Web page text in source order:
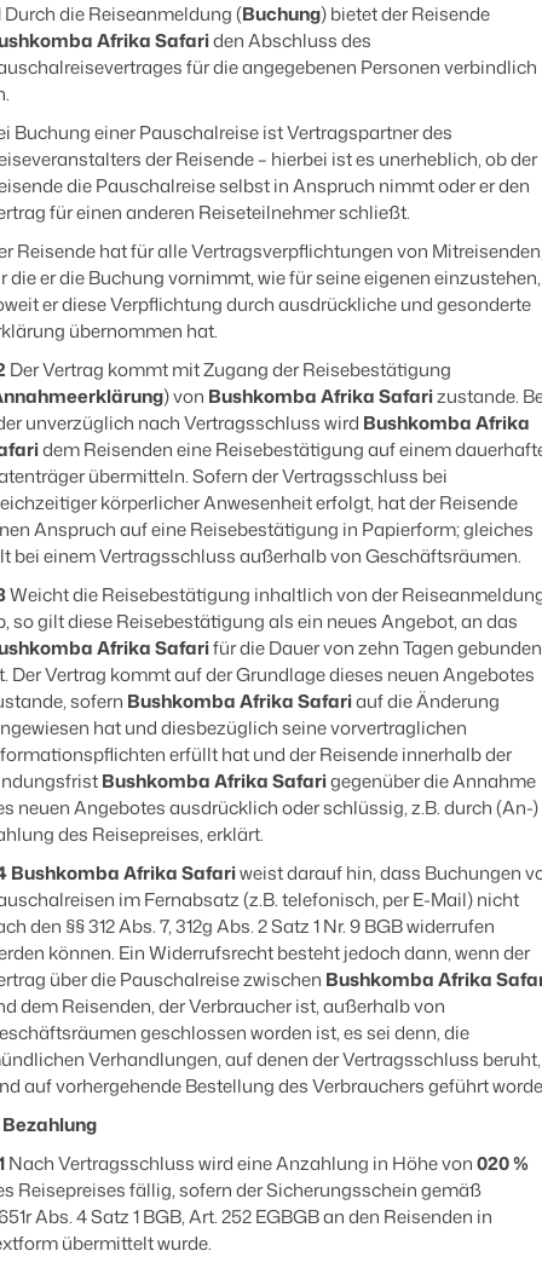
Durch die Reiseanmeldung (Buchung) bietet der Reisende
Afrika Safariden Abschluss des
für die angegebenen Personen verbindlich
Buchung einer Pauschalreise ist Vertragspartner des
der Reisende – hierbei ist es unerheblich, ob der
die Pauschalreise selbst in Anspruch nimmt oder er den
für einen anderen Reiseteilnehmer schließt.
Reisende hat für alle Vertragsverpflichtungen von
die er die Buchung vornimmt, wie für seine eigenen einzustehen,
er diese Verpflichtung durch ausdrückliche und gesonderte
übernommen hat.
Der Vertrag kommt mit Zugang der Reisebestätigung
) von Bushkomba Afrika Safarizustande.
unverzüglich nach Vertragsschluss wird Bushkomba Afrika
dem Reisenden eine Reisebestätigung auf einem
übermitteln. Sofern der Vertragsschluss bei
körperlicher Anwesenheit erfolgt, hat der Reisende
Anspruch auf eine Reisebestätigung in Papierform; gleiches
bei einem Vertragsschluss außerhalb von Geschäftsräumen.
Weicht die Reisebestätigung inhaltlich von der
so gilt diese Reisebestätigung als ein neues Angebot, an das
Afrika Safarifür die Dauer von zehn Tagen gebunden
Der Vertrag kommt auf der Grundlage dieses neuen Angebotes
sofern Bushkomba Afrika Safariauf die Änderung
hat und diesbezüglich seine vorvertraglichen
erfüllt hat und der Reisende innerhalb der
Bushkomba Afrika Safarigegenüber die Annahme
neuen Angebotes ausdrücklich oder schlüssig, z.B. durch (An-)
des Reisepreises, erklärt.
Bushkomba Afrika Safariweist darauf hin, dass Buchungen
im Fernabsatz (z.B. telefonisch, per E-Mail) nicht
den §§ 312 Abs. 7, 312g Abs. 2 Satz 1 Nr. 9 BGB widerrufen
können. Ein Widerrufsrecht besteht jedoch dann, wenn der
über die Pauschalreise zwischen Bushkomba Afrika
dem Reisenden, der Verbraucher ist, außerhalb von
geschlossen worden ist, es sei denn, die
Verhandlungen, auf denen der Vertragsschluss beruht,
auf vorhergehende Bestellung des Verbrauchers geführt
Bezahlung
Nach Vertragsschluss wird eine Anzahlung in Höhe von020 %
Reisepreises fällig, sofern der Sicherungsschein gemäß
Abs. 4 Satz 1 BGB, Art. 252 EGBGB an den Reisenden in
übermittelt wurde.